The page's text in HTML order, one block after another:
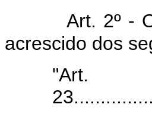
Art. 2º -
acrescido dos
"Art.